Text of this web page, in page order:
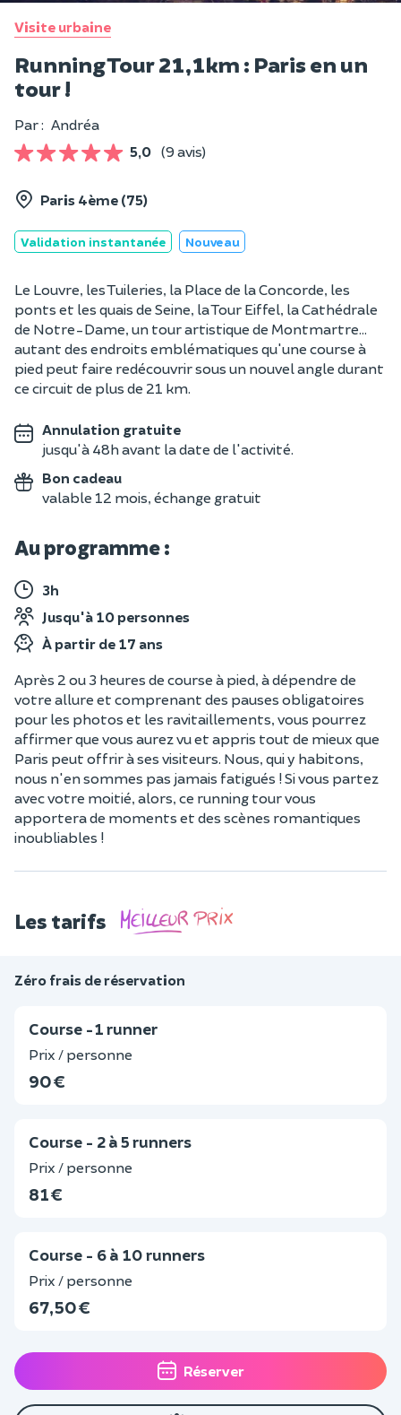
Visite urbaine
Running Tour 21,1km : Paris en un
tour !
Par : Andréa
5,0 (9 avis)
Paris 4ème (75)
Validation instantanée Nouveau
Le Louvre, les Tuileries, la Place de la Concorde, les
ponts et les quais de Seine, la Tour Eiffel, la Cathédrale
de Notre-Dame, un tour artistique de Montmartre...
autant des endroits emblématiques qu'une course à
pied peut faire redécouvrir sous un nouvel angle durant
ce circuit de plus de 21 km.
Annulation gratuite
jusqu'à 48h avant la date de l'activité.
Bon cadeau
valable 12 mois, échange gratuit
Au programme :
3h
Jusqu'à 10 personnes
À partir de 17 ans
Après 2 ou 3 heures de course à pied, à dépendre de
votre allure et comprenant des pauses obligatoires
pour les photos et les ravitaillements, vous pourrez
affirmer que vous aurez vu et appris tout de mieux que
Paris peut offrir à ses visiteurs. Nous, qui y habitons,
nous n'en sommes pas jamais fatigués ! Si vous partez
avec votre moitié, alors, ce running tour vous
apportera de moments et des scènes romantiques
inoubliables !
Les tarifs
Zéro frais de réservation
Course -1 runner
Prix / personne
90 €
Course - 2 à 5 runners
Prix / personne
81 €
Course - 6 à 10 runners
Prix / personne
67,50 €
Réserver